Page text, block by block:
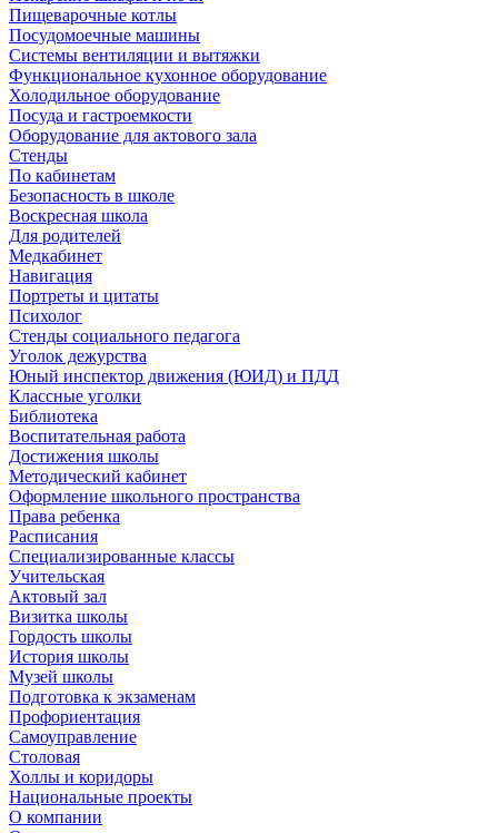
Пищеварочные котлы
Посудомоечные машины
Системы вентиляции и вытяжки
Функциональное кухонное оборудование
Холодильное оборудование
Посуда и гастроемкости
Оборудование для актового зала
Стенды
По кабинетам
Безопасность в школе
Воскресная школа
Для родителей
Медкабинет
Навигация
Портреты и цитаты
Психолог
Стенды социального педагога
Уголок дежурства
Юный инспектор движения (ЮИД) и ПДД
Классные уголки
Библиотека
Воспитательная работа
Достижения школы
Методический кабинет
Оформление школьного пространства
Права ребенка
Расписания
Специализированные классы
Учительская
Актовый зал
Визитка школы
Гордость школы
История школы
Музей школы
Подготовка к экзаменам
Профориентация
Самоуправление
Столовая
Холлы и коридоры
Национальные проекты
О компании